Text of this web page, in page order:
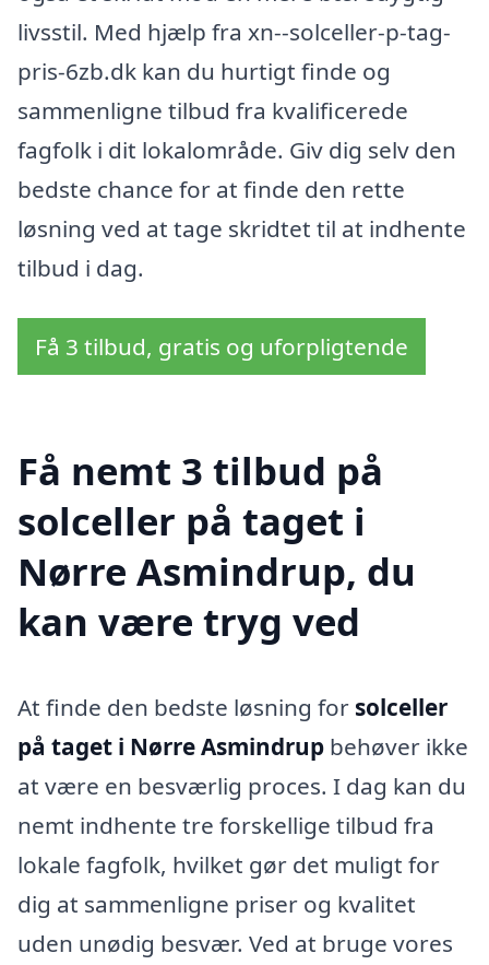
livsstil. Med hjælp fra xn--solceller-p-tag-
pris-6zb.dk kan du hurtigt finde og
sammenligne tilbud fra kvalificerede
fagfolk i dit lokalområde. Giv dig selv den
bedste chance for at finde den rette
løsning ved at tage skridtet til at indhente
tilbud i dag.
Få 3 tilbud, gratis og uforpligtende
Få nemt 3 tilbud på
solceller på taget i
Nørre Asmindrup, du
kan være tryg ved
At finde den bedste løsning for solceller
på taget i Nørre Asmindrup behøver ikke
at være en besværlig proces. I dag kan du
nemt indhente tre forskellige tilbud fra
lokale fagfolk, hvilket gør det muligt for
dig at sammenligne priser og kvalitet
uden unødig besvær. Ved at bruge vores